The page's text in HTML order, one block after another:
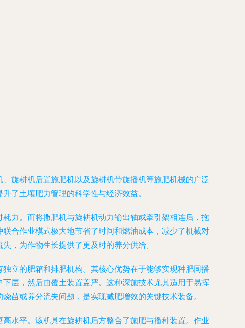
旋耕机后置施肥机以及旋耕机带旋播机等施肥机械的广泛
了土壤肥力管理的科学性与经济效益。
力。而将撒肥机与旋耕机动力输出轴或牵引架相连后，拖
合作业模式极大地节省了时间和燃油成本，减少了机械对
，为作物生长提供了更及时的养分供给。
立的肥箱和排肥机构。其核心优势在于能够实现种肥同播
层，然后由覆土装置盖严。这种深施技术尤其适用于易挥
苗或养分流失问题，是实现减肥增效的关键技术装备。
水平。该机具在旋耕机后方整合了施肥与播种装置。作业